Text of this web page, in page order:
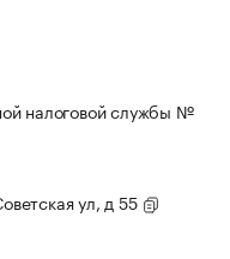
налоговой службы №
ул, д 55